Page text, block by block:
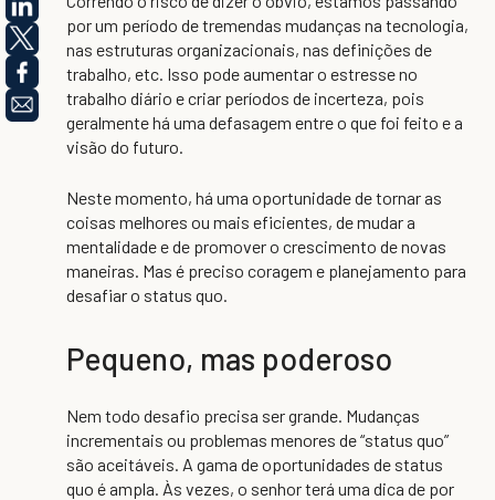
por um período de tremendas mudanças na tecnologia,
nas estruturas organizacionais, nas definições de
trabalho, etc. Isso pode aumentar o estresse no
trabalho diário e criar períodos de incerteza, pois
geralmente há uma defasagem entre o que foi feito e a
visão do futuro.
Neste momento, há uma oportunidade de tornar as
coisas melhores ou mais eficientes, de mudar a
mentalidade e de promover o crescimento de novas
maneiras. Mas é preciso coragem e planejamento para
desafiar o status quo.
Pequeno, mas poderoso
Nem todo desafio precisa ser grande. Mudanças
incrementais ou problemas menores de “status quo”
são aceitáveis. A gama de oportunidades de status
quo é ampla. Às vezes, o senhor terá uma dica de por